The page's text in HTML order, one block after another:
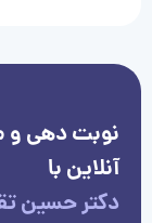
نوبت دهی و
آنلاین با
دکتر حسین